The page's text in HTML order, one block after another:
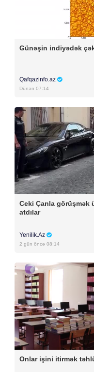
Günəşin indiyədək
Qafqazinfo.az
Dünən 07:14
Ceki Çanla görüşmək
atdılar
Yenilik.Az
2 gün öncə 08:14
Onlar işini itirmək